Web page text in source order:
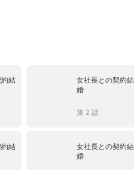
結
女社長との契約結
婚
第 2 話
結
女社長との契約結
婚